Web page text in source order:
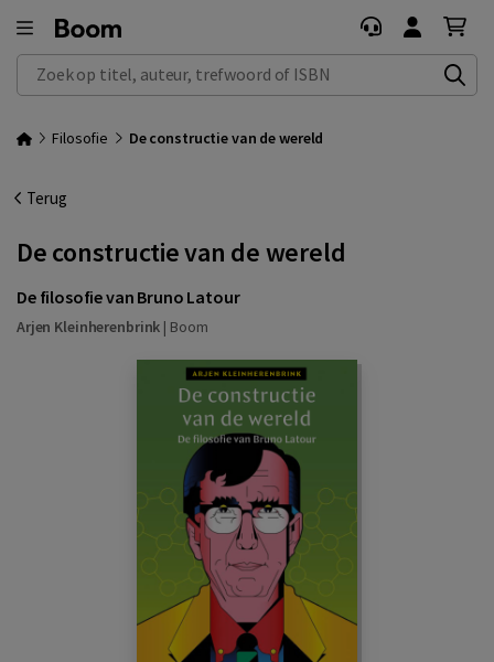
Zoek op titel, auteur, trefwoord of ISBN
Filosofie De constructie van de wereld
Terug
De constructie van de wereld
De filosofie van Bruno Latour
Arjen Kleinherenbrink | Boom